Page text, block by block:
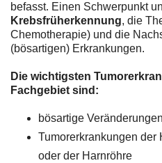
befasst. Einen Schwerpunkt
Krebsfrüherkennung, die
Chemotherapie) und die
(bösartigen) Erkrankungen.
Die wichtigsten
Fachgebiet sind:
bösartige
Tumorerkrankungen der
oder der Harnröhre